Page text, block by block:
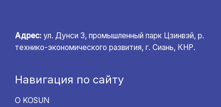
Адрес: ул. Дунси 3, промышленный парк Цзинвэй, р.
технико-экономического развития, г. Сиань, КНР.
Навигация по сайту
О KOSUN